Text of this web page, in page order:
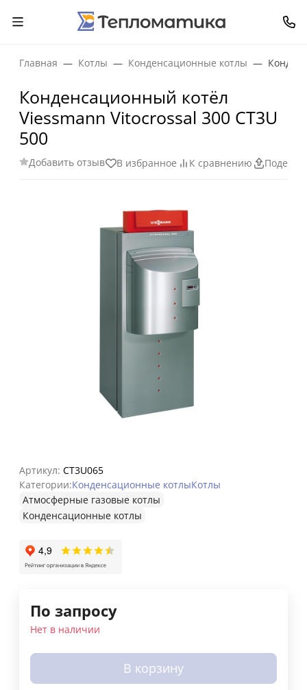
Главная Котлы Конденсационные котлы
Конденсационный котёл
Viessmann Vitocrossal 300 CT3U
500
Добавить отзыв В избранное К сравнению
Артикул: CT3U065
Категории:Конденсационные котлыКотлы
Атмосферные газовые котлы
Конденсационные котлы
По запросу
Нет в наличии
В корзину